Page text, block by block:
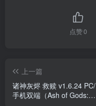
点赞0
上一篇
诸神灰烬 救赎 v1.6.24 PC/
手机双端（Ash of Gods: